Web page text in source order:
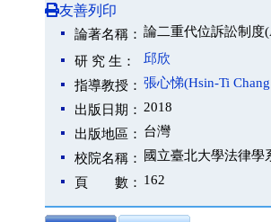
友善列印
論著名稱： 論二重代位訴訟制度
研 究 生：
邱欣
指導教授： 張心悌(Hsin-Ti
出版日期： 2018
出版地區： 台灣
校院名稱：
國立臺北大學法律學
頁 數： 162